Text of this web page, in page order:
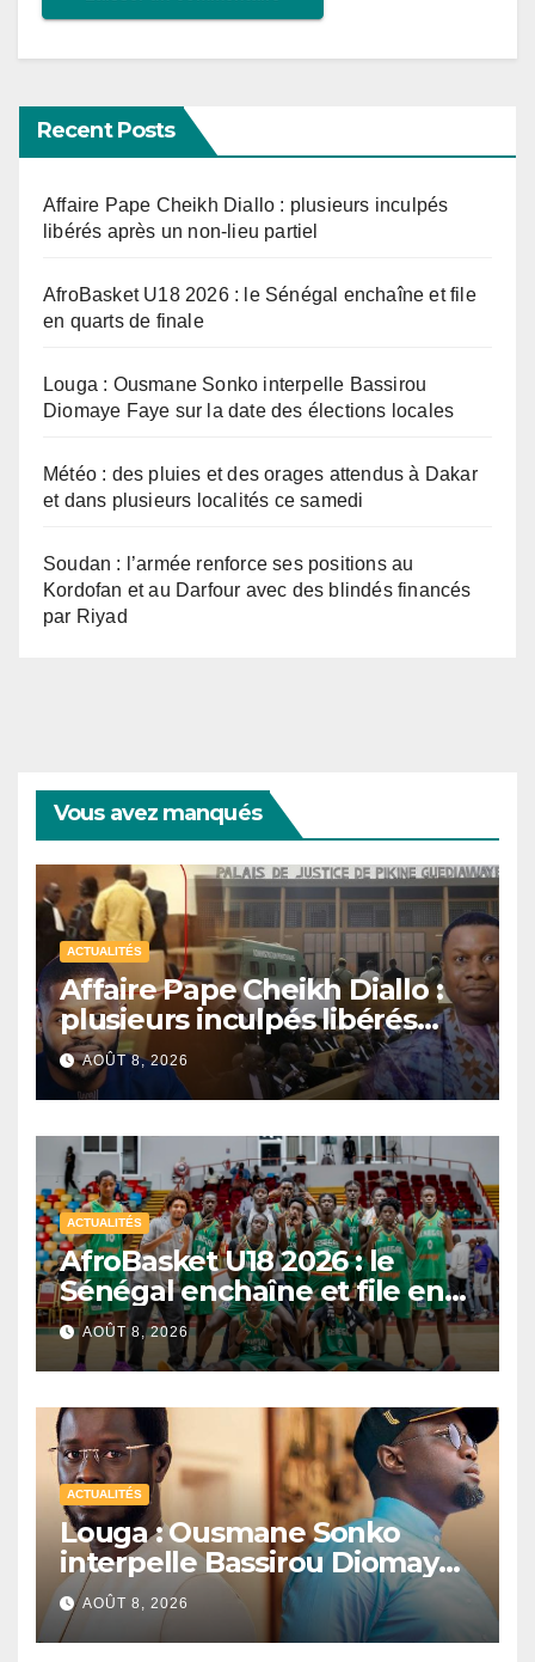
Recent Posts
Affaire Pape Cheikh Diallo : plusieurs inculpés
libérés après un non-lieu partiel
AfroBasket U18 2026 : le Sénégal enchaîne et file
en quarts de finale
Louga : Ousmane Sonko interpelle Bassirou
Diomaye Faye sur la date des élections locales
Météo : des pluies et des orages attendus à Dakar
et dans plusieurs localités ce samedi
Soudan : l’armée renforce ses positions au
Kordofan et au Darfour avec des blindés financés
par Riyad
Vous avez manqués
ACTUALITÉS
Affaire Pape Cheikh Diallo :
plusieurs inculpés libérés
après un non-lieu partiel
AOÛT 8, 2026
ACTUALITÉS
AfroBasket U18 2026 : le
Sénégal enchaîne et file en
quarts de finale
AOÛT 8, 2026
ACTUALITÉS
Louga : Ousmane Sonko
interpelle Bassirou Diomaye
Faye sur la date des élections
locales
AOÛT 8, 2026